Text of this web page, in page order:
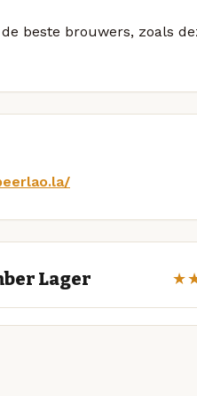
beste brouwers, zoals
Lager